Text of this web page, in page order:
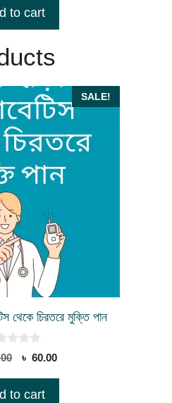
was:
to cart
SALE!
থেকে চিরতরে মুক্তি পান
Original
was:
৳ 60.00Current
to cart